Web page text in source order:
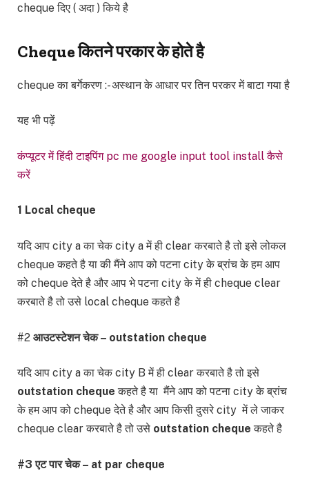
cheque दिए ( अदा ) किये है
Cheque कितने परकार के होते है
cheque का बर्गेकरण :- अस्थान के आधार पर तिन परकर में बाटा गया है
यह भी पढ़ें
कंप्यूटर में हिंदी टाइपिंग pc me google input tool install कैसे
करें
1 Local cheque
यदि आप city a का चेक city a में ही clear करबाते है तो इसे लोकल
cheque कहते है या की मैंने आप को पटना city के ब्रांच के हम आप
को cheque देते है और आप भे पटना city के में ही cheque clear
करबाते है तो उसे local cheque कहते है
#2 आउटस्टेशन चेक – outstation cheque
यदि आप city a का चेक city B में ही clear करबाते है तो इसे
outstation cheque कहते है या मैंने आप को पटना city के ब्रांच
के हम आप को cheque देते है और आप किसी दुसरे city में ले जाकर
cheque clear करबाते है तो उसे outstation cheque कहते है
#3 एट पार चेक – at par cheque